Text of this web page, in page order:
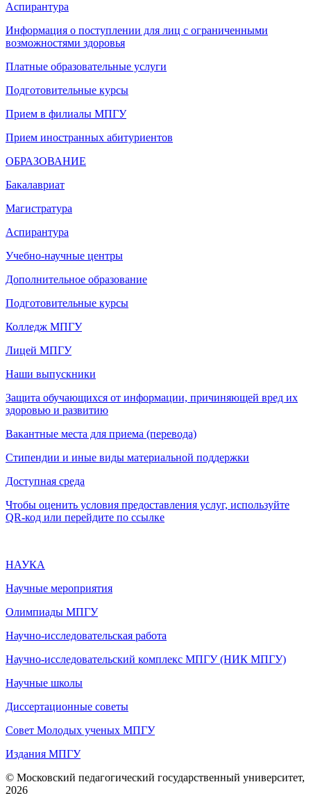
Аспирантура
Информация о поступлении для лиц с ограниченными
возможностями здоровья
Платные образовательные услуги
Подготовительные курсы
Прием в филиалы МПГУ
Прием иностранных абитуриентов
ОБРАЗОВАНИЕ
Бакалавриат
Магистратура
Аспирантура
Учебно-научные центры
Дополнительное образование
Подготовительные курсы
Колледж МПГУ
Лицей МПГУ
Наши выпускники
Защита обучающихся от информации, причиняющей вред их
здоровью и развитию
Вакантные места для приема (перевода)
Стипендии и иные виды материальной поддержки
Доступная среда
Чтобы оценить условия предоставления услуг, используйте
QR-код или перейдите по ссылке
НАУКА
Научные мероприятия
Олимпиады МПГУ
Научно-исследовательская работа
Научно-исследовательский комплекс МПГУ (НИК МПГУ)
Научные школы
Диссертационные советы
Совет Молодых ученых МПГУ
Издания МПГУ
© Московский педагогический государственный университет,
2026